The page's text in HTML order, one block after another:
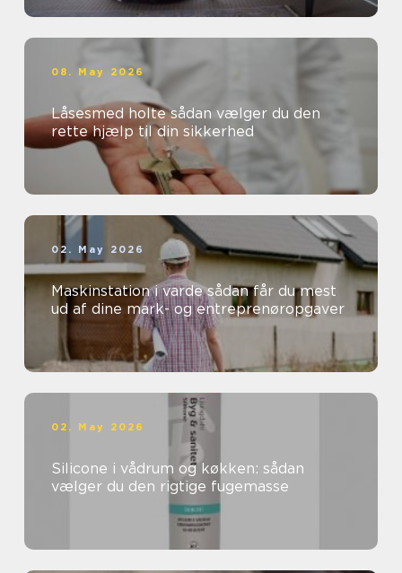
08. May 2026
Låsesmed holte sådan vælger du den
rette hjælp til din sikkerhed
02. May 2026
Maskinstation i varde sådan får du mest
ud af dine mark- og entreprenøropgaver
02. May 2026
Silicone i vådrum og køkken: sådan
vælger du den rigtige fugemasse